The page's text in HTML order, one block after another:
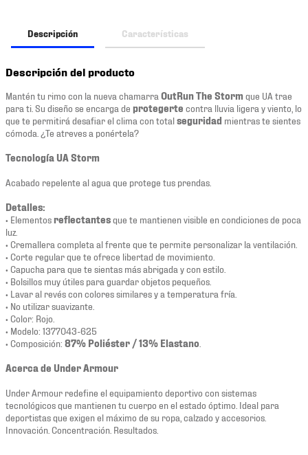
Descripción Características
Descripción del producto
Mantén tu rimo con la nueva chamarra OutRun The Storm que UA trae
para ti. Su diseño se encarga de protegerte contra lluvia ligera y viento, lo
que te permitirá desafiar el clima con totalseguridad mientras te sientes
cómoda. ¿Te atreves a ponértela?
Tecnología UA Storm
Acabado repelente al agua que protege tus prendas.
Detalles:
• Elementosreflectantesque te mantienen visible en condiciones de poca
luz.
• Cremallera completa al frente que te permite personalizar la ventilación.
• Corte regular que te ofrece libertad de movimiento.
• Capucha para que te sientas más abrigada y con estilo.
• Bolsillos muy útiles para guardar objetos pequeños.
• Lavar al revés con colores similares y a temperatura fría.
• No utilizar suavizante.
• Color: Rojo.
• Modelo: 1377043-625
• Composición: 87% Poliéster / 13% Elastano
Acerca de Under Armour
Under Armour redefine el equipamiento deportivo con sistemas
tecnológicos que mantienen tu cuerpo en el estado óptimo. Ideal para
deportistas que exigen el máximo de su ropa, calzado y accesorios.
Innovación. Concentración. Resultados.